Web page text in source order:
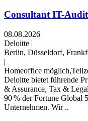
Consultant IT-
08.08.2026 |
Deloitte |
Berlin, Düsseldorf,
|
Homeoffice
Deloitte bietet führende
& Assurance, Tax &
90 % der Fortune Global
Unternehmen. Wir ..